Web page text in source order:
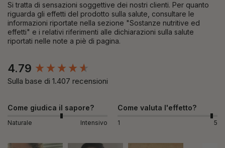
Si tratta di sensazioni soggettive dei nostri clienti. Per quanto
riguarda gli effetti del prodotto sulla salute, consultare le
informazioni riportate nella sezione "Sostanze nutritive ed
effetti" e i relativi riferimenti alle dichiarazioni sulla salute
riportati nelle note a piè di pagina.
4.79
Sulla base di 1.407 recensioni
Come giudica il sapore?
Naturale Intensivo
Come valuta l'effetto?
1 5
New content loaded